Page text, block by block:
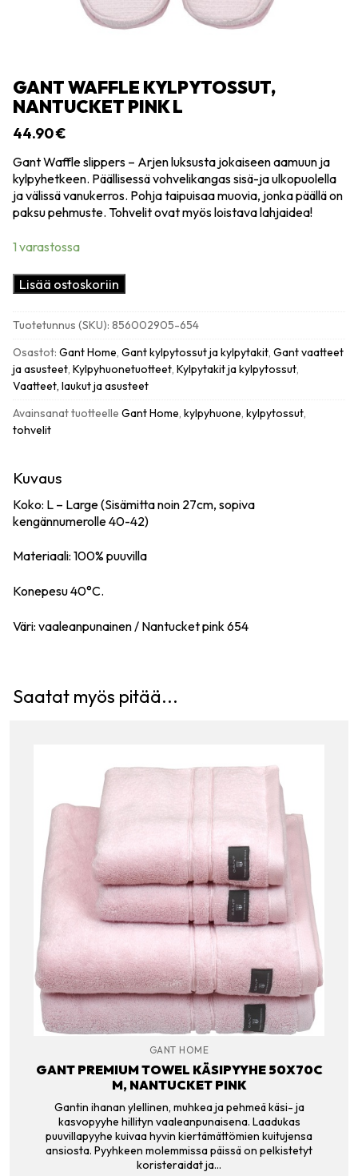
GANT WAFFLE KYLPYTOSSUT,
NANTUCKET PINK L
44.90€
Gant Waffle slippers – Arjen luksusta jokaiseen aamuun ja
kylpyhetkeen. Päällisessä vohvelikangas sisä-ja ulkopuolella
ja välissä vanukerros. Pohja taipuisaa muovia, jonka päällä on
paksu pehmuste. Tohvelit ovat myös loistava lahjaidea!
1 varastossa
Gant
Waffle
nantucket
pink
L
määrä
Lisää ostoskoriin
Tuotetunnus (SKU): 856002905-654
Osastot: Gant Home, Gant kylpytossut ja kylpytakit, Gant vaatteet
ja asusteet, Kylpyhuonetuotteet, Kylpytakit ja kylpytossut,
Vaatteet, laukut ja asusteet
Avainsanat tuotteelle Gant Home, kylpyhuone, kylpytossut,
tohvelit
Kuvaus
Koko: L – Large (Sisämitta noin 27cm, sopiva
kengännumerolle 40-42)
Materiaali: 100% puuvilla
Konepesu 40°C.
Väri: vaaleanpunainen / Nantucket pink 654
Saatat myös pitää...
GANT HOME
GANT PREMIUM TOWEL KÄSIPYYHE 50X70C
M, NANTUCKET PINK
Gantin ihanan ylellinen, muhkea ja pehmeä käsi- ja
kasvopyyhe hillityn vaaleanpunaisena. Laadukas
puuvillapyyhe kuivaa hyvin kiertämättömien kuitujensa
ansiosta. Pyyhkeen molemmissa päissä on pelkistetyt
koristeraidat ja…